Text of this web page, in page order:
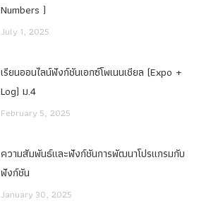
Numbers )
July 1, 2025
เรียนออนไลน์ฟังก์ชันเอกซ์โพเนนเชียล (Expo +
Log) ม.4
February 5, 2025
ความสัมพันธ์และฟังก์ชันการพัฒนาโปรแกรมกับ
ฟังก์ชัน
January 30, 2025